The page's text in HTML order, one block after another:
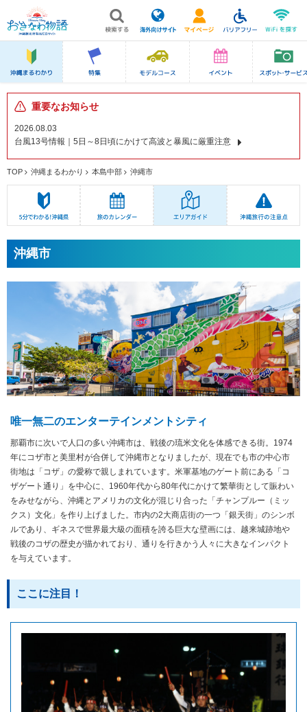
重要なお知らせ
2026.08.03
台風13号情報｜5日～8日頃にかけて高波と暴風に厳重注意
TOP 沖縄まるわかり 本島中部 沖縄市
沖縄市
唯一無二のエンターテインメントシティ
那覇市に次いで人口の多い沖縄市は、戦後の琉米文化を体感できる街。1974
年にコザ市と美里村が合併して沖縄市となりましたが、現在でも市の中心市
街地は「コザ」の愛称で親しまれています。米軍基地のゲート前にある「コ
ザゲート通り」を中心に、1960年代から80年代にかけて繁華街として賑わい
をみせながら、沖縄とアメリカの文化が混じり合った「チャンプルー（ミッ
クス）文化」を作り上げました。市内の2大商店街の一つ「銀天街」のシンボ
ルであり、ギネスで世界最大級の面積を誇る巨大な壁画には、越来城跡地や
戦後のコザの歴史が描かれており、通りを行きかう人々に大きなインパクト
を与えています。
ここに注目！